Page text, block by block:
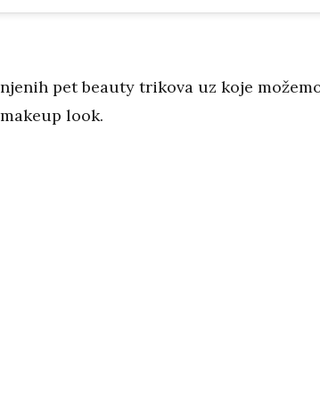
pet beauty trikova uz koje
look.